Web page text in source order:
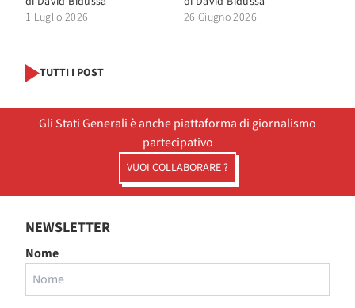
1 Luglio 2026
26 Giugno 2026
TUTTI I POST
Gli Stati Generali è anche piattaforma di giornalismo
partecipativo
VUOI COLLABORARE ?
NEWSLETTER
Nome